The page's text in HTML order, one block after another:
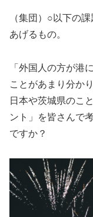
（集団）○以下の
あげるもの。
「外国人の方が港
ことがあまり
日本や茨城県のこ
ント」を皆さんで
ですか？